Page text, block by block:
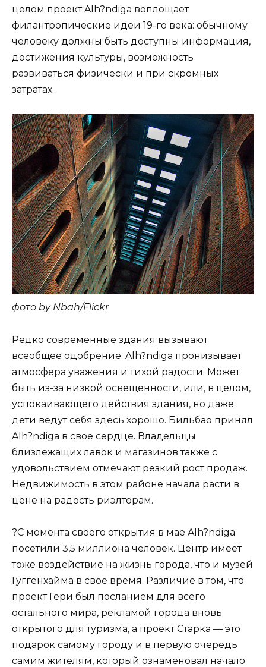
целом проект Alh?ndiga воплощает
филантропические идеи 19-го века: обычному
человеку должны быть доступны информация,
достижения культуры, возможность
развиваться физически и при скромных
затратах.
фото by Nbah/Flickr
Редко современные здания вызывают
всеобщее одобрение. Alh?ndiga пронизывает
атмосфера уважения и тихой радости. Может
быть из-за низкой освещенности, или, в целом,
успокаивающего действия здания, но даже
дети ведут себя здесь хорошо. Бильбао принял
Alh?ndiga в свое сердце. Владельцы
близлежащих лавок и магазинов также с
удовольствием отмечают резкий рост продаж.
Недвижимость в этом районе начала расти в
цене на радость риэлторам.
?С момента своего открытия в мае Alh?ndiga
посетили 3,5 миллиона человек. Центр имеет
тоже воздействие на жизнь города, что и музей
Гуггенхайма в свое время. Различие в том, что
проект Гери был посланием для всего
остального мира, рекламой города вновь
открытого для туризма, а проект Старка — это
подарок самому городу и в первую очередь
самим жителям, который ознаменовал начало